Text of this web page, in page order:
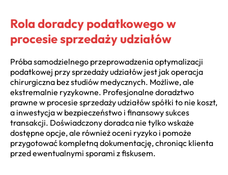
Rola doradcy podatkowego w
procesie sprzedaży udziałów
Próba samodzielnego przeprowadzenia optymalizacji
podatkowej przy sprzedaży udziałów jest jak operacja
chirurgiczna bez studiów medycznych. Możliwe, ale
ekstremalnie ryzykowne. Profesjonalne doradztwo
prawne w procesie sprzedaży udziałów spółki to nie koszt,
a inwestycja w bezpieczeństwo i finansowy sukces
transakcji. Doświadczony doradca nie tylko wskaże
dostępne opcje, ale również oceni ryzyko i pomoże
przygotować kompletną dokumentację, chroniąc klienta
przed ewentualnymi sporami z fiskusem.